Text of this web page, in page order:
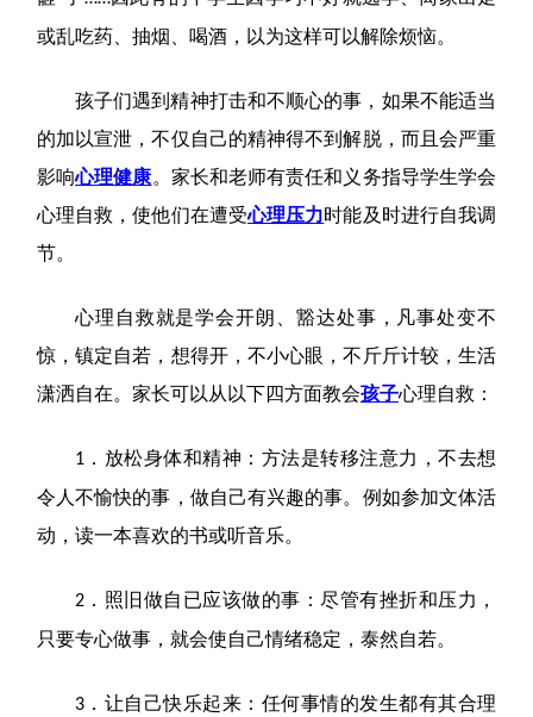
或乱吃药、抽烟、喝酒，以为这样可以解除烦恼。
孩子们遇到精神打击和不顺心的事，如果不能适当
的加以宣泄，不仅自己的精神得不到解脱，而且会严重
影响心理健康。 家长和老师有责任和义务指导学生学会
心理自救，使他们在遭受心理压力时能及时进行自我调
节。
心理自救就是学会开朗、豁达处事，凡事处变不
惊，镇定自若，想得开，不小心眼，不斤斤计较，生活
潇洒自在。家长可以从以下四方面教会孩子心理自救：
1 ．放松身体和精神：方法是转移注意力，不去想
令人不愉快的事，做自己有兴趣的事。例如参加文体活
动，读一本喜欢的书或听音乐。
2．照旧做自已应该做的事：尽管有挫折和压力，
只要专心做事，就会使自己情绪稳定，泰然自若。
3．让自己快乐起来：任何事情的发生都有其合理